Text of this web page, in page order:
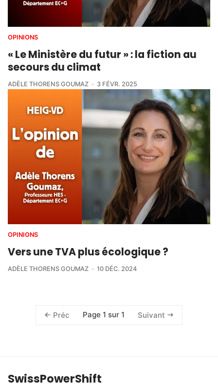
OPINIONS
« Le Ministère du futur » : la fiction au
secours du climat
ADÈLE THORENS GOUMAZ 3 FÉVR. 2025
OPINIONS
Vers une TVA plus écologique ?
ADÈLE THORENS GOUMAZ 10 DÉC. 2024
Préc Page 1 sur 1 Suivant
SwissPowerShift